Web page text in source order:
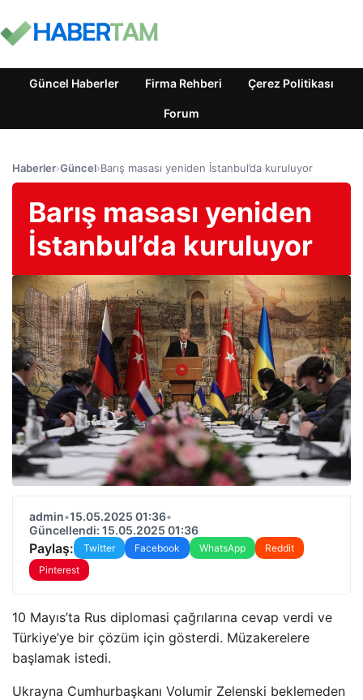
Güncel Haberler Firma Rehberi Çerez Politikası
Forum
Haberler›Güncel›Barış masası yeniden İstanbul’da kuruluyor
Barış masası yeniden
İstanbul’da kuruluyor
admin•15.05.2025 01:36•
Güncellendi: 15.05.2025 01:36
Paylaş: Twitter Facebook WhatsApp
Reddit
Pinterest
10 Mayıs’ta Rus diplomasi çağrılarına cevap verdi ve
Türkiye’ye bir çözüm için gösterdi. Müzakerelere
başlamak istedi.
Ukrayna Cumhurbaşkanı Volumir Zelenski beklemeden